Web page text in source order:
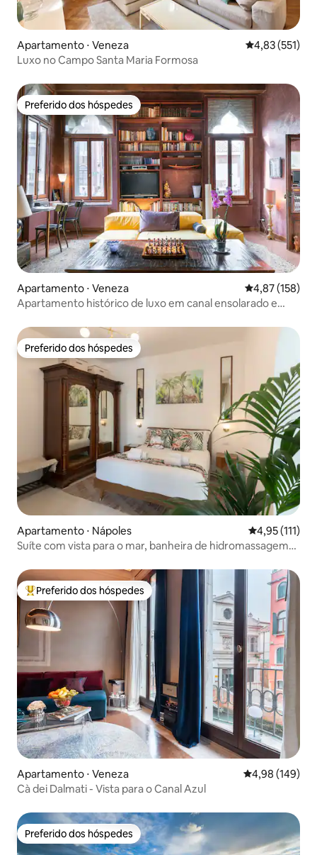
Apartamento ⋅ Veneza 4,83 de uma
4,83 (551)
Luxo no Campo Santa Maria Formosa
Preferido dos hóspedes
Preferido dos hóspedes
Apartamento ⋅ Veneza 4,87 de uma
4,87 (158)
Apartamento histórico de luxo em canal ensolarado e
Preferido dos hóspedes
Preferido dos hóspedes
Apartamento ⋅ Nápoles 4,95 de uma
4,95 (111)
Suíte com vista para o mar, banheira de hidromassagem
Entre os melhores preferidos dos hóspedes
Preferido dos hóspedes
Apartamento ⋅ Veneza 4,98 de uma
4,98 (149)
Cà dei Dalmati - Vista para o Canal Azul
Preferido dos hóspedes
Preferido dos hóspedes